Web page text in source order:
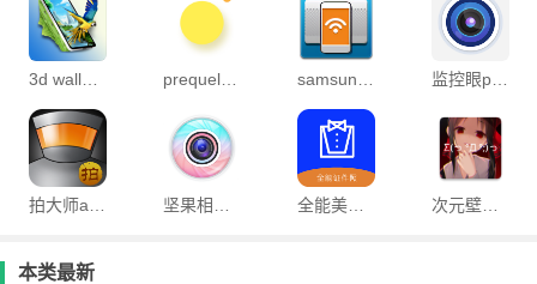
3d wallpapers parallax最新版 prequels官方版 监控眼proapp官方版
全能美甜相机app 次元壁纸app最新版下载
本类最新